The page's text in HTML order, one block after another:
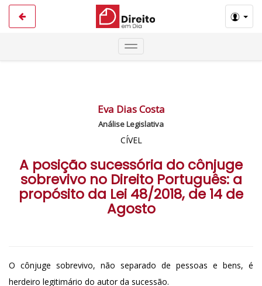
Eva Dias Costa
Análise Legislativa
CÍVEL
A posição sucessória do cônjuge
sobrevivo no Direito Português: a
propósito da Lei 48/2018, de 14 de
Agosto
O cônjuge sobrevivo, não separado de pessoas e bens, é
herdeiro legitimário do autor da sucessão.